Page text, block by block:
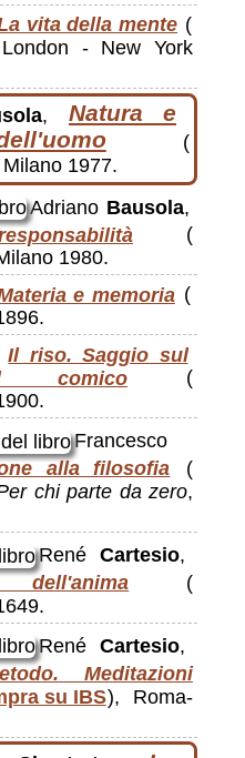
vita della mente (
- New York
,
Natura e
(
1977.
Adriano Bausola,
(
1980.
e memoria (
Il riso. Saggio sul
comico (
Francesco
alla filosofia
(
chi parte da zero,
RenéCartesio,
(
RenéCartesio,
Meditazioni
), Roma-